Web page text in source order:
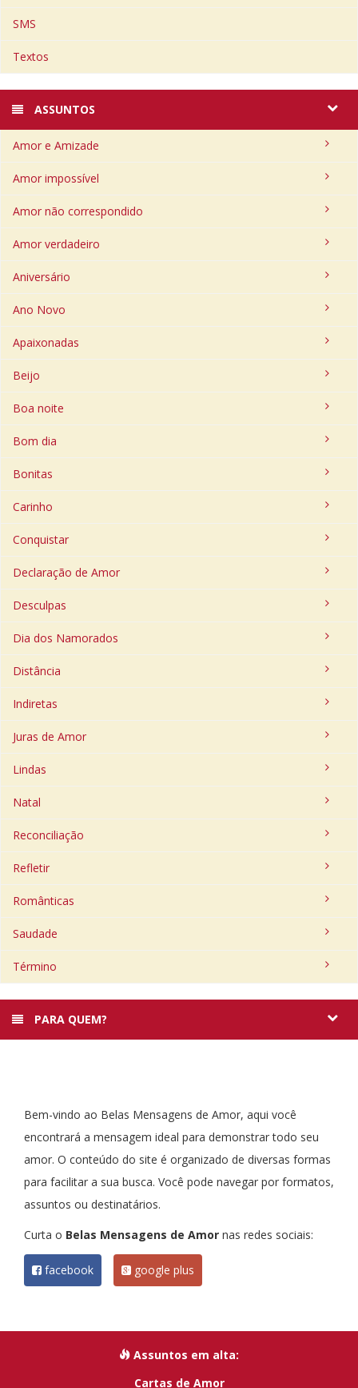
SMS
Textos
ASSUNTOS
Amor e Amizade
Amor impossível
Amor não correspondido
Amor verdadeiro
Aniversário
Ano Novo
Apaixonadas
Beijo
Boa noite
Bom dia
Bonitas
Carinho
Conquistar
Declaração de Amor
Desculpas
Dia dos Namorados
Distância
Indiretas
Juras de Amor
Lindas
Natal
Reconciliação
Refletir
Românticas
Saudade
Término
PARA QUEM?
Bem-vindo ao Belas Mensagens de Amor, aqui você
encontrará a mensagem ideal para demonstrar todo seu
amor. O conteúdo do site é organizado de diversas formas
para facilitar a sua busca. Você pode navegar por formatos,
assuntos ou destinatários.
Curta o Belas Mensagens de Amor nas redes sociais:
facebook google plus
Assuntos em alta:
Cartas de Amor